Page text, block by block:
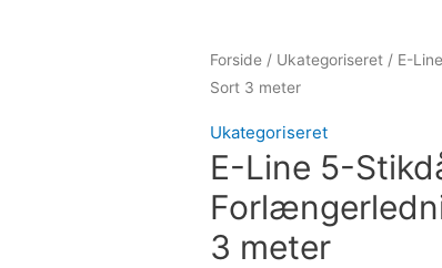
Forside / Ukategoriseret / E-
Sort 3 meter
Ukategoriseret
E-Line 5-
3 meter